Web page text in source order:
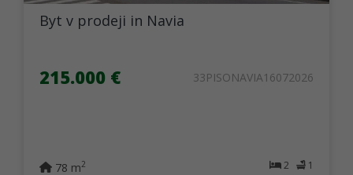
Byt v prodeji in Navia
215.000 € 33PISONAVIA16072026
2 1
78 m2